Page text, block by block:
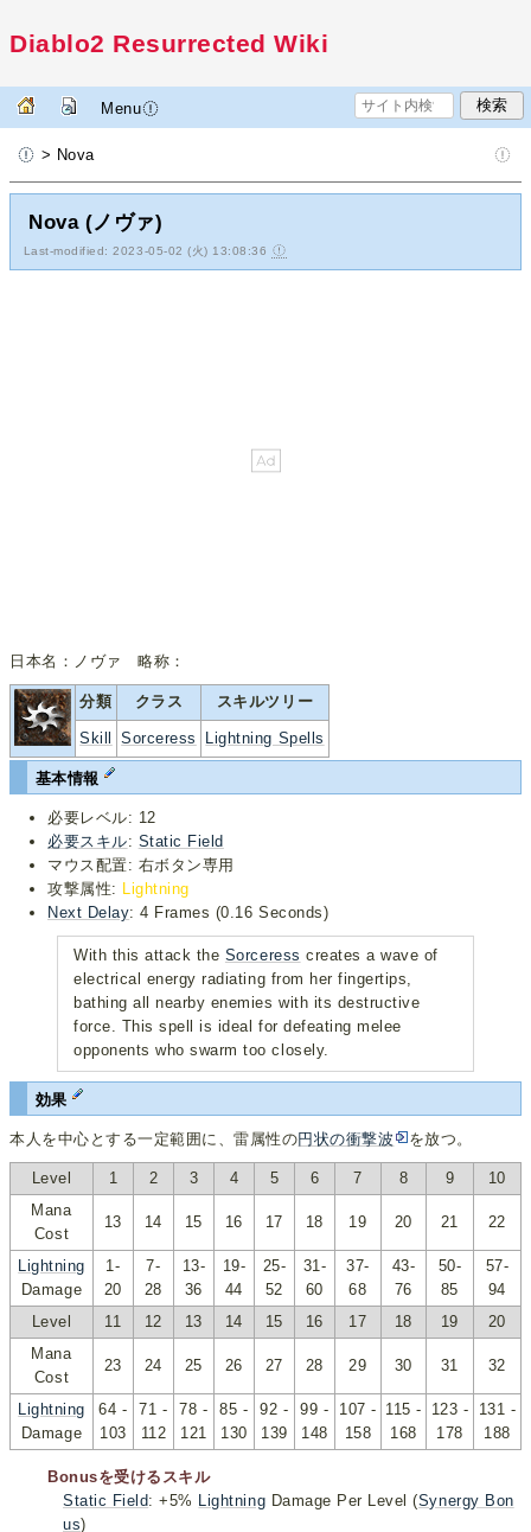
Diablo2 Resurrected Wiki
Menu
> Nova
Nova (ノヴァ)
Last-modified: 2023-05-02 (火) 13:08:36
日本名：ノヴァ 略称：
分類 クラス スキルツリー
Skill Sorceress Lightning Spells
基本情報
必要レベル: 12
必要スキル: Static Field
マウス配置: 右ボタン専用
攻撃属性: Lightning
Next Delay: 4 Frames (0.16 Seconds)
With this attack the Sorceress creates a wave of
electrical energy radiating from her fingertips,
bathing all nearby enemies with its destructive
force. This spell is ideal for defeating melee
opponents who swarm too closely.
効果
本人を中心とする一定範囲に、雷属性の円状の衝撃波 を放つ。
Level 1 2 3 4 5 6 7 8 9
10
Mana
Cost
13 14 15 16 17 18 19 20 21 22
Lightning
Damage
1-
20
7-
28
13-
36
19-
44
25-
52
31-
60
37-
68
43-
76
50-
85
57-
94
Level
11 12 13 14 15 16 17 18 19
20
Mana
Cost
23 24 25 26 27 28 29 30 31 32
Lightning
Damage
64 -
103
71 -
112
78 -
121
85 -
130
92 -
139
99 -
148
107 -
158
115 -
168
123 -
178
131 -
188
Bonusを受けるスキル
Static Field: +5% Lightning Damage Per Level (Synergy Bon
us)